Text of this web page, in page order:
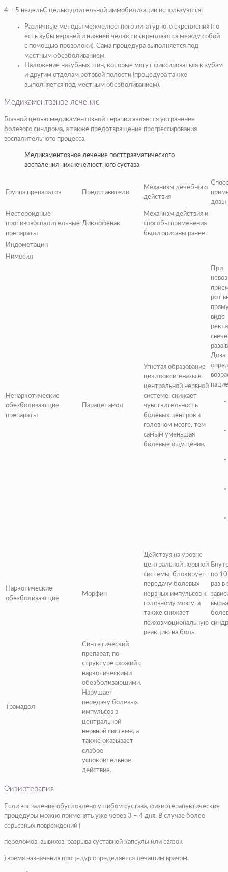
4 – 5 недельС целью длительной иммобилизации используются:
Различные методы межчелюстного лигатурного скрепления (то
есть зубы верхней и нижней челюсти скрепляются между собой
с помощью проволоки). Сама процедура выполняется под
местным обезболиванием.
Наложение назубных шин, которые могут фиксироваться к зубам
и другим отделам ротовой полости (процедура также
выполняется под местным обезболиванием).
Медикаментозное лечение
Главной целью медикаментозной терапии является устранение
болевого синдрома, а также предотвращение прогрессирования
воспалительного процесса.
Медикаментозное лечение посттравматического
воспаления нижнечелюстного сустава
Группа препаратов Представители
Механизм лечебного
действия
дозы
Нестероидные
противовоспалительные
препараты
Диклофенак
Механизм действия и
способы применения
были описаны ранее.
Индометацин
Нимесил
Ненаркотические
обезболивающие
препараты
Парацетамол
Угнетая образование
циклооксигеназы в
центральной нервной
системе, снижает
чувствительность
болевых центров в
головном мозге, тем
самым уменьшая
болевые ощущения.
При
рот
виде
раза
Доза
Наркотические
обезболивающие
Морфин
Действуя на уровне
центральной нервной
системы, блокирует
передачу болевых
нервных импульсов к
головному мозгу, а
также снижает
психоэмоциональную
реакцию на боль.
по
раз в
Трамадол
Синтетический
препарат, по
структуре схожий с
наркотическими
обезболивающими.
Нарушает
передачу болевых
импульсов в
центральной
нервной системе, а
также оказывает
слабое
успокоительное
действие.
Физиотерапия
Если воспаление обусловлено ушибом сустава, физиотерапевтические
процедуры можно применять уже через 3 – 4 дня. В случае более
серьезных повреждений (
переломов, вывихов, разрыва суставной капсулы или связок
) время назначения процедур определяется лечащим врачом.